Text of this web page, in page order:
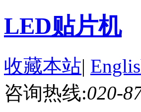
LED贴片机
收藏本站|
咨询热线:020-